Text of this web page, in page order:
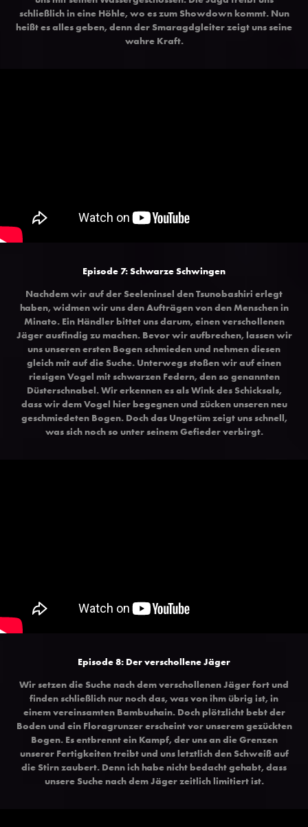
schließlich in eine Höhle, wo es zum Showdown kommt. Nun
heißt es alles geben, denn der Smaragdgleiter zeigt uns seine
wahre Kraft.
Episode 7: Schwarze Schwingen
Nachdem wir auf der Seeleninsel den Tsunobashiri erlegt
haben, widmen wir uns den Aufträgen von den Menschen in
Minato. Ein Händler bittet uns darum, einen verschollenen
Jäger ausfindig zu machen. Bevor wir aufbrechen, lassen wir
uns unseren ersten Bogen schmieden und nehmen diesen
gleich mit auf die Suche. Unterwegs stoßen wir auf einen
riesigen Vogel mit schwarzen Federn, den so genannten
Düsterschnabel. Wir erkennen es als Wink des Schicksals,
dass wir dem Vogel hier begegnen und zücken unseren neu
geschmiedeten Bogen. Doch das Ungetüm zeigt uns schnell,
was sich noch so unter seinem Gefieder verbirgt.
Episode 8: Der verschollene Jäger
Wir setzen die Suche nach dem verschollenen Jäger fort und
finden schließlich nur noch das, was von ihm übrig ist, in
einem vereinsamten Bambushain. Doch plötzlicht bebt der
Boden und ein Floragrunzer erscheint vor unserem gezückten
Bogen. Es entbrennt ein Kampf, der uns an die Grenzen
unserer Fertigkeiten treibt und uns letztlich den Schweiß auf
die Stirn zaubert. Denn ich habe nicht bedacht gehabt, dass
unsere Suche nach dem Jäger zeitlich limitiert ist.